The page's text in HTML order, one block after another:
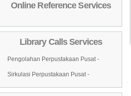
Online Reference Services
Library Calls Services
Pengolahan Perpustakaan Pusat -
Sirkulasi Perpustakaan Pusat -